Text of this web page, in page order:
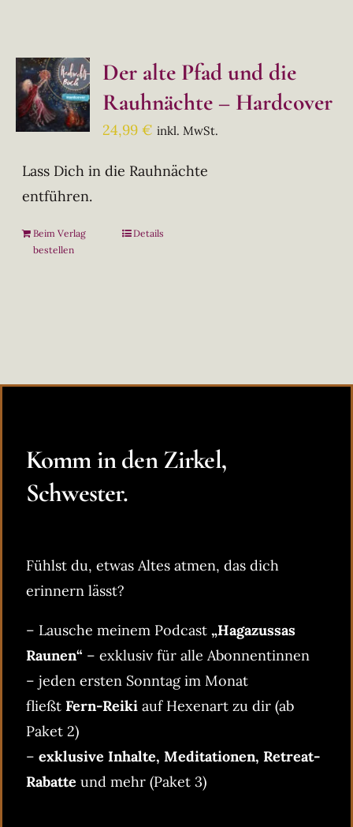
Der alte Pfad und die
Rauhnächte – Hardcover
24,99€ inkl. MwSt.
Lass Dich in die Rauhnächte
entführen.
Beim Verlag
bestellen
Details
Komm in den Zirkel,
Schwester.
Fühlst du, etwas Altes atmen, das dich
erinnern lässt?
– Lausche meinem Podcast „Hagazussas
Raunen“ – exklusiv für alle Abonnentinnen
– jeden ersten Sonntag im Monat
fließt Fern-Reiki auf Hexenart zu dir (ab
Paket 2)
– exklusive Inhalte, Meditationen, Retreat-
Rabatte und mehr (Paket 3)